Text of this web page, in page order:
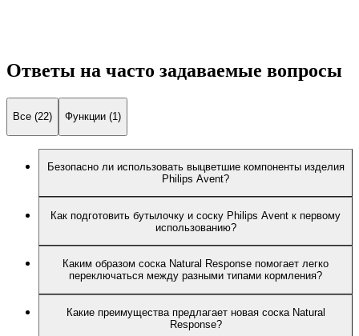
Ответы на часто задаваемые вопросы
Все (22) Функции (1)
Безопасно ли использовать выцветшие компоненты изделия
Philips Avent?
Как подготовить бутылочку и соску Philips Avent к первому
использованию?
Каким образом соска Natural Response помогает легко
переключаться между разными типами кормления?
Какие преимущества предлагает новая соска Natural
Response?